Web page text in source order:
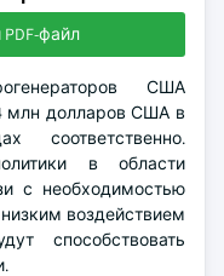
файл
США
млн долларов США в
в области
с необходимостью
воздействием
способствовать